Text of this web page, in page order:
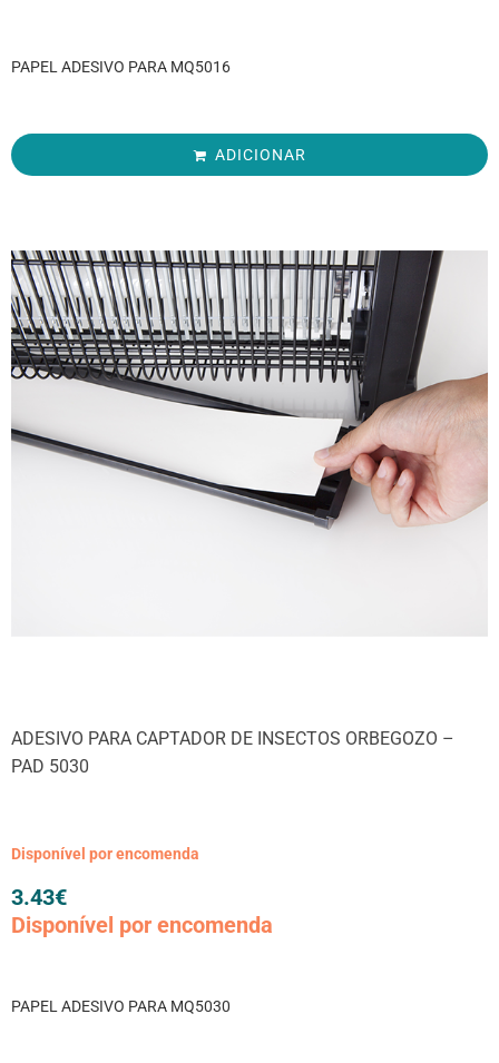
PAPEL ADESIVO PARA MQ5016
ADICIONAR
ADESIVO PARA CAPTADOR DE INSECTOS ORBEGOZO –
PAD 5030
Disponível por encomenda
3.43€
Disponível por encomenda
PAPEL ADESIVO PARA MQ5030